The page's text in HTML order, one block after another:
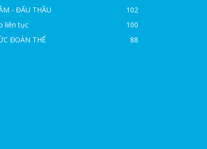
- ĐẤU THẦU
102
liên tục
100
ĐOÀN THỂ
88